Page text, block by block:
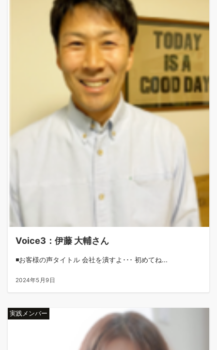
Voice3：伊藤 大輔さん
◾️お客様の声タイトル 会社を潰すよ･･･ 初めてね...
2024年5月9日
実践メンバー